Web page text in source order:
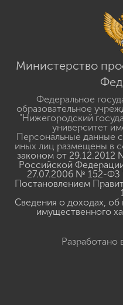
Министерство
Федеральное
образовательное
"Нижегородский
университет
Персональные данные
иных лиц размещены в
законом от 29.12.2012
Российской
27.07.2006 № 152-ФЗ
Постановлением
Сведения о доходах, об
имущественного
Разработано